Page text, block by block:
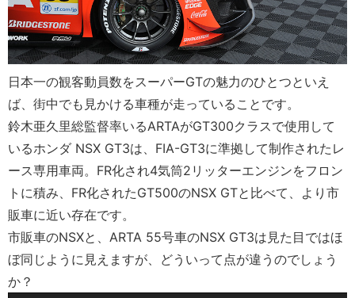
日本一の観客動員数をスーパーGTの魅力のひとつといえ
ば、街中でも見かける車種が走っていることです。
鈴木亜久里総監督率いるARTAがGT300クラスで使用して
いるホンダ NSX GT3は、FIA-GT3に準拠して制作されたレ
ース専用車両。FR化され4気筒2リッターエンジンをフロン
トに積み、FR化されたGT500のNSX GTと比べて、より市
販車に近い存在です。
市販車のNSXと、ARTA 55号車のNSX GT3は見た目ではほ
ぼ同じように見えますが、どういって点が違うのでしょう
か？